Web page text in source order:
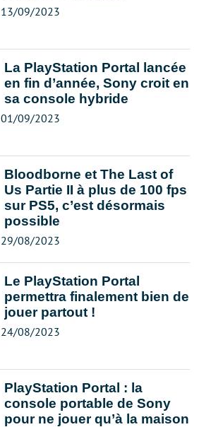
13/09/2023
La PlayStation Portal lancée
en fin d’année, Sony croit en
sa console hybride
01/09/2023
Bloodborne et The Last of
Us Partie II à plus de 100 fps
sur PS5, c’est désormais
possible
29/08/2023
Le PlayStation Portal
permettra finalement bien de
jouer partout !
24/08/2023
PlayStation Portal : la
console portable de Sony
pour ne jouer qu’à la maison